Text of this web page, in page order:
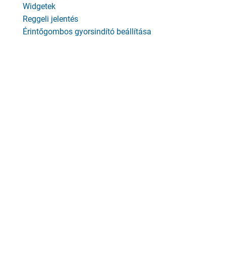
Widgetek
Reggeli jelentés
Érintőgombos gyorsindító beállítása